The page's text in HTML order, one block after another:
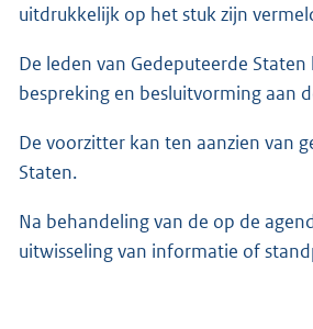
uitdrukkelijk op het stuk zijn
De leden van Gedeputeerde
bespreking en besluitvorming aan
De voorzitter kan ten aanzien van
Staten.
Na behandeling van de op de
uitwisseling van informatie of